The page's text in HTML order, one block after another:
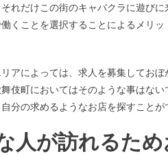
れだけこの街のキャバクラに遊び
くことを選択することによるメリ
アによっては、求人を募集してお
伎町においてはそのような事はない
分の求めるようなお店を探すことが
人が訪れるた